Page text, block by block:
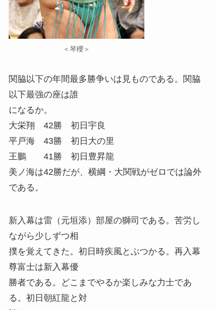
＜琴櫻＞
関脇以下の年間最多勝争いは見ものである。関脇
以下最強の座は誰
になるか。
大栄翔 42勝 初日宇良
平戸海 43勝 初日大の里
王鵬 41勝 初日豊昇龍
美ノ海は42勝だが、横綱・大関戦がゼロでは論外
である。
新入幕は雷（元垣添）部屋の獅司である。苦労し
ながら少しずつ相
撲を覚えてきた。初日時疾風とぶつかる。再入幕
尊富士は新入幕優
勝者である。どこまでやるか楽しみな力士であ
る。初日朝紅龍と対